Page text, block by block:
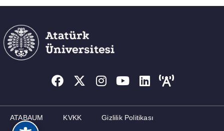
ATABAUM KVKK Gizlilik Politikası